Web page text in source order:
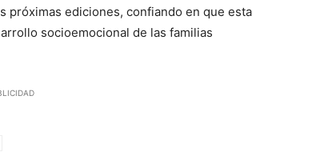
próximas ediciones, confiando en que esta
socioemocional de las familias